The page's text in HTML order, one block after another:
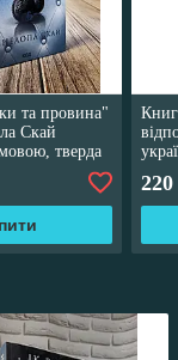
та провина"
Скай
тверда
220